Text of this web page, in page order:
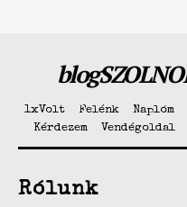
1xVolt Felénk Naplóm
Kérdezem
Vendégoldal
Rólunk